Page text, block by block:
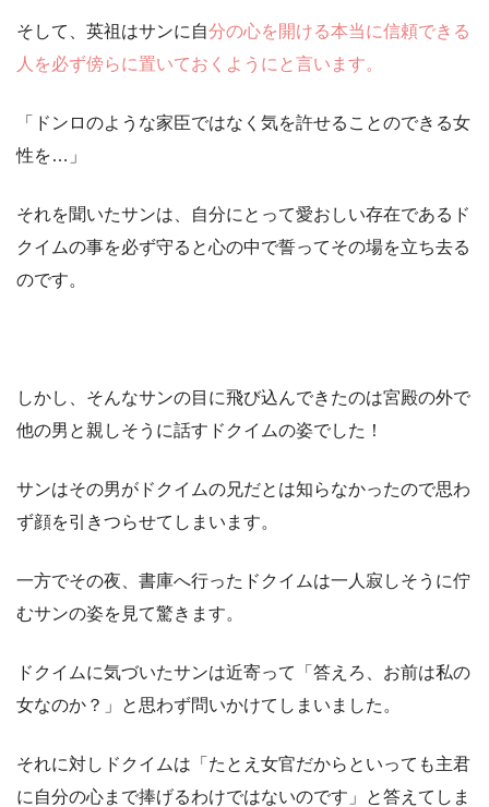
そして、英祖はサンに自分の心を開ける本当に信頼できる
人を必ず傍らに置いておくようにと言います。
「ドンロのような家臣ではなく気を許せることのできる女
性を…」
それを聞いたサンは、自分にとって愛おしい存在であるド
クイムの事を必ず守ると心の中で誓ってその場を立ち去る
のです。
しかし、そんなサンの目に飛び込んできたのは宮殿の外で
他の男と親しそうに話すドクイムの姿でした！
サンはその男がドクイムの兄だとは知らなかったので思わ
ず顔を引きつらせてしまいます。
一方でその夜、書庫へ行ったドクイムは一人寂しそうに佇
むサンの姿を見て驚きます。
ドクイムに気づいたサンは近寄って「答えろ、お前は私の
女なのか？」と思わず問いかけてしまいました。
それに対しドクイムは「たとえ女官だからといっても主君
に自分の心まで捧げるわけではないのです」と答えてしま